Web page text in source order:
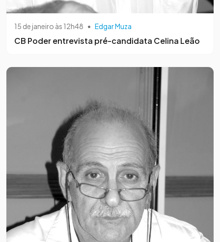
15 de janeiro às 12h48 • Edgar Muza
CB Poder entrevista pré-candidata Celina Leão